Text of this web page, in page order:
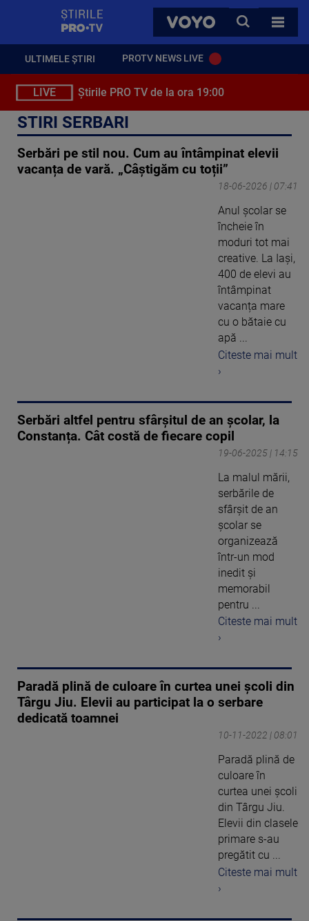
VOYO
CAUTA
TOATE
ULTIMELE ȘTIRI PROTV NEWS LIVE
LIVE Știrile PRO TV de la ora 19:00
STIRI SERBARI
Serbări pe stil nou. Cum au întâmpinat elevii
vacanța de vară. „Câștigăm cu toții”
18-06-2026 | 07:41
Anul școlar se
încheie în
moduri tot mai
creative. La Iași,
400 de elevi au
întâmpinat
vacanța mare
cu o bătaie cu
apă ...
Citeste mai mult
›
Serbări altfel pentru sfârșitul de an școlar, la
Constanța. Cât costă de fiecare copil
19-06-2025 | 14:15
La malul mării,
serbările de
sfârșit de an
școlar se
organizează
într-un mod
inedit și
memorabil
pentru ...
Citeste mai mult
›
Paradă plină de culoare în curtea unei școli din
Târgu Jiu. Elevii au participat la o serbare
dedicată toamnei
10-11-2022 | 08:01
Paradă plină de
culoare în
curtea unei școli
din Târgu Jiu.
Elevii din clasele
primare s-au
pregătit cu ...
Citeste mai mult
›